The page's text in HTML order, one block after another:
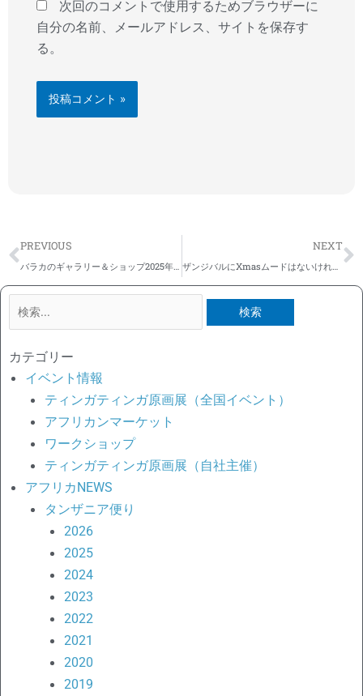
次回のコメントで使用するためブラウザーに
自分の名前、メールアドレス、サイトを保存す
る。
Prev
PREVIOUS NEXT
ザンジバルにXmasムードはないけれど～トロピカルアイランドは、いつだってウキウキ
検
象:
カテゴリー
イベント情報
ティンガティンガ原画展（全国イベント）
アフリカンマーケット
ワークショップ
ティンガティンガ原画展（自社主催）
アフリカNEWS
タンザニア便り
2026
2025
2024
2023
2022
2021
2020
2019